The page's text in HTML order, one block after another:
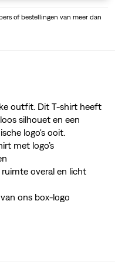
of bestellingen van meer dan
outfit. Dit T-shirt heeft
silhouet en een
logo's ooit.
met logo’s
overal en licht
ons box-logo